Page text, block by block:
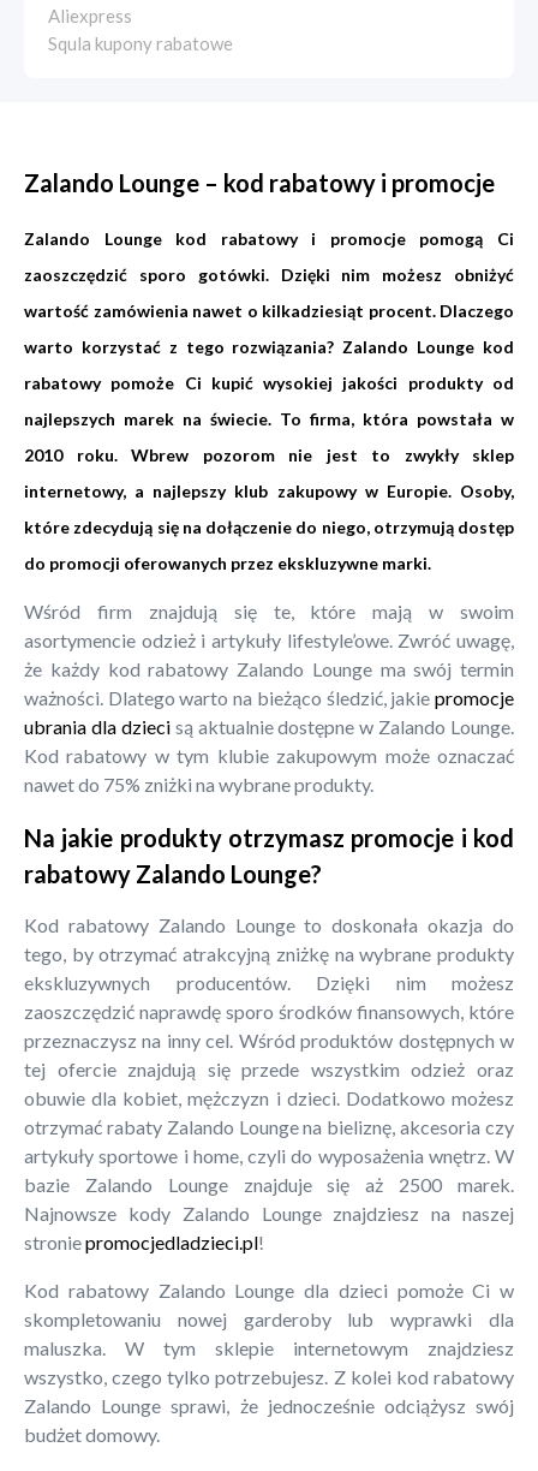
Aliexpress
Squla kupony rabatowe
Zalando Lounge – kod rabatowy i promocje
Zalando Lounge kod rabatowy i promocje pomogą Ci
zaoszczędzić sporo gotówki. Dzięki nim możesz obniżyć
wartość zamówienia nawet o kilkadziesiąt procent. Dlaczego
warto korzystać z tego rozwiązania? Zalando Lounge kod
rabatowy pomoże Ci kupić wysokiej jakości produkty od
najlepszych marek na świecie. To firma, która powstała w
2010 roku. Wbrew pozorom nie jest to zwykły sklep
internetowy, a najlepszy klub zakupowy w Europie. Osoby,
które zdecydują się na dołączenie do niego, otrzymują dostęp
do promocji oferowanych przez ekskluzywne marki.
Wśród firm znajdują się te, które mają w swoim
asortymencie odzież i artykuły lifestyle’owe. Zwróć uwagę,
że każdy kod rabatowy Zalando Lounge ma swój termin
ważności. Dlatego warto na bieżąco śledzić, jakie promocje
ubrania dla dziecisą aktualnie dostępne w Zalando Lounge.
Kod rabatowy w tym klubie zakupowym może oznaczać
nawet do 75% zniżki na wybrane produkty.
Na jakie produkty otrzymasz promocje i kod
rabatowy Zalando Lounge?
Kod rabatowy Zalando Lounge to doskonała okazja do
tego, by otrzymać atrakcyjną zniżkę na wybrane produkty
ekskluzywnych producentów. Dzięki nim możesz
zaoszczędzić naprawdę sporo środków finansowych, które
przeznaczysz na inny cel. Wśród produktów dostępnych w
tej ofercie znajdują się przede wszystkim odzież oraz
obuwie dla kobiet, mężczyzn i dzieci. Dodatkowo możesz
otrzymać rabaty Zalando Lounge na bieliznę, akcesoria czy
artykuły sportowe i home, czyli do wyposażenia wnętrz. W
bazie Zalando Lounge znajduje się aż 2500 marek.
Najnowsze kody Zalando Lounge znajdziesz na naszej
stroniepromocjedladzieci.pl!
Kod rabatowy Zalando Lounge dla dzieci pomoże Ci w
skompletowaniu nowej garderoby lub wyprawki dla
maluszka. W tym sklepie internetowym znajdziesz
wszystko, czego tylko potrzebujesz. Z kolei kod rabatowy
Zalando Lounge sprawi, że jednocześnie odciążysz swój
budżet domowy.